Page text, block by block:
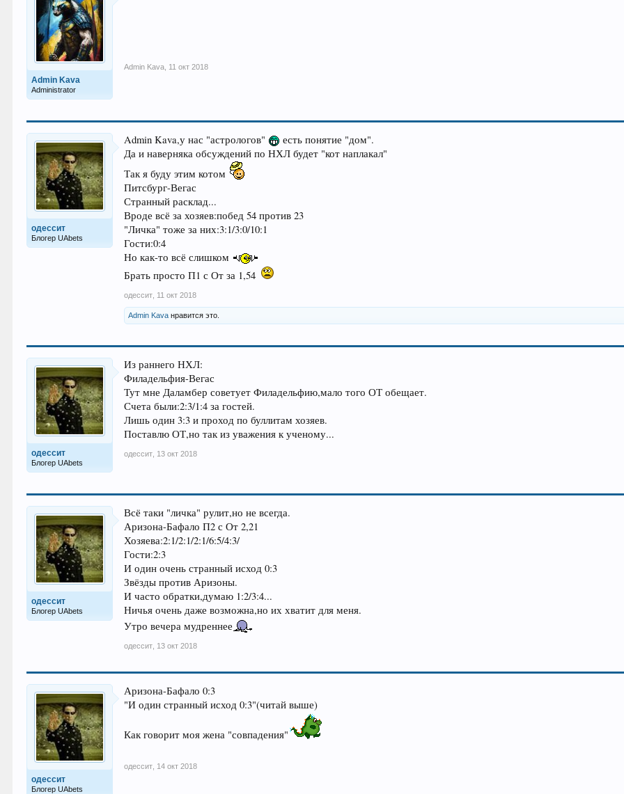
Admin Kava
Administrator
Admin Kava 11 окт 2018
одессит
Блогер UAbets
Admin Kava,у нас "астрологов"
есть понятие "дом".
Да и наверняка обсуждений по НХЛ будет "кот наплакал"
Так я буду этим котом
Питсбург-Вегас
Странный расклад...
Вроде всё за хозяев:побед 54 против 23
"Личка" тоже за них:3:1/3:0/10:1
Гости:0:4
Но как-то всё слишком
Брать просто П1 с От за 1,54
одессит 11 окт 2018
Admin Kava нравится это.
одессит
Блогер UAbets
Из раннего НХЛ:
Филадельфия-Вегас
Тут мне Даламбер советует Филадельфию,мало того ОТ обещает.
Счета были:2:3/1:4 за гостей.
Лишь один 3:3 и проход по буллитам хозяев.
Поставлю ОТ,но так из уважения к ученому...
одессит 13 окт 2018
одессит
Блогер UAbets
Всё таки "личка" рулит,но не всегда.
Аризона-Бафало П2 с От 2,21
Хозяева:2:1/2:1/2:1/6:5/4:3/
Гости:2:3
И один очень странный исход 0:3
Звёзды против Аризоны.
И часто обратки,думаю 1:2/3:4...
Ничья очень даже возможна,но их хватит для меня.
Утро вечера мудреннее
одессит 13 окт 2018
одессит
Блогер UAbets
Аризона-Бафало 0:3
"И один странный исход 0:3"(читай выше)
Как говорит моя жена "совпадения"
одессит 14 окт 2018